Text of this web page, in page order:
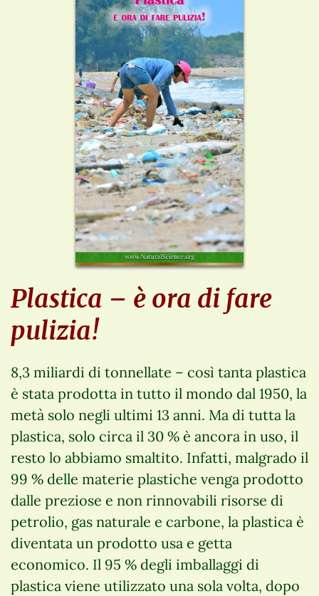
Plastica – è ora di fare
pulizia!
8,3 miliardi di tonnellate – così tanta plastica
è stata prodotta in tutto il mondo dal 1950, la
metà solo negli ultimi 13 anni. Ma di tutta la
plastica, solo circa il 30 % è ancora in uso, il
resto lo abbiamo smaltito. Infatti, malgrado il
99 % delle materie plastiche venga prodotto
dalle preziose e non rinnovabili risorse di
petrolio, gas naturale e carbone, la plastica è
diventata un prodotto usa e getta
economico. Il 95 % degli imballaggi di
plastica viene utilizzato una sola volta, dopo